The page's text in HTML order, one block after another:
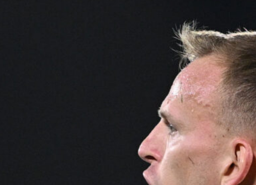
Ripescaggio in Serie B per il Bari: la
speranza è legata alla crisi della Juve
Futuro Bari, Leccese a De Laurentiis:
“Serve un piano industriale serio,
non siamo una seconda squadra”